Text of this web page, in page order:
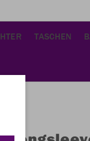
TASCHEN